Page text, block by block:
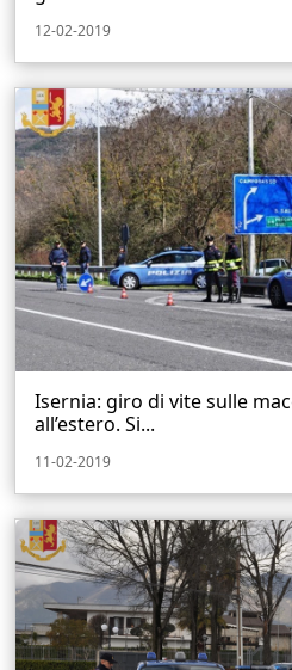
12-02-2019
Isernia: giro di vite sulle
all’estero. Si...
11-02-2019